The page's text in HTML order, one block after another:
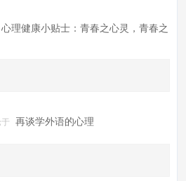
心理健康小贴士：青春之心灵，青春之
再谈学外语的心理